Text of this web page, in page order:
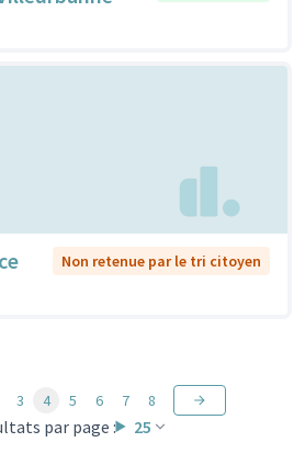
Non retenue par le tri citoyen
par page : 25
3 4 5 6 7 8